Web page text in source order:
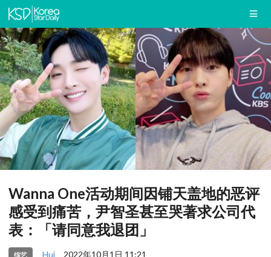
Wanna One活动期间因铺天盖地的恶评
感受到痛苦，尹智圣甚至哭著求公司代
表：「请同意我退团」
综艺 Hui 2022年10月1日 11:21